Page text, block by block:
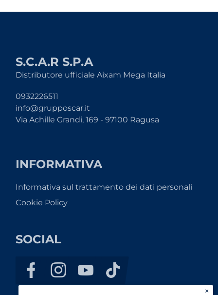
S.C.A.R S.P.A
Distributore ufficiale Aixam Mega Italia
0932226511
info@grupposcar.it
Via Achille Grandi, 169 - 97100 Ragusa
INFORMATIVA
Informativa sul trattamento dei dati personali
Cookie Policy
SOCIAL
×